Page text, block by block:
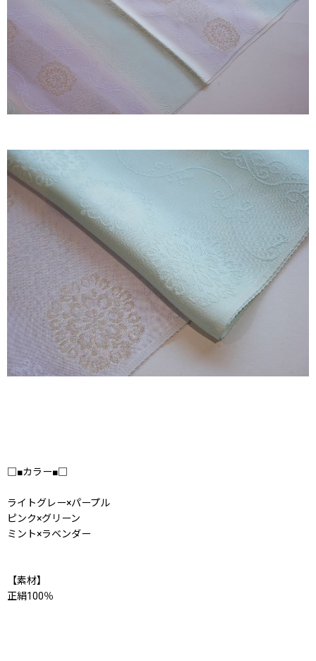
□■カラー■□
ライトグレー×パープル
ピンク×グリーン
ミント×ラベンダー
【素材】
正絹100％